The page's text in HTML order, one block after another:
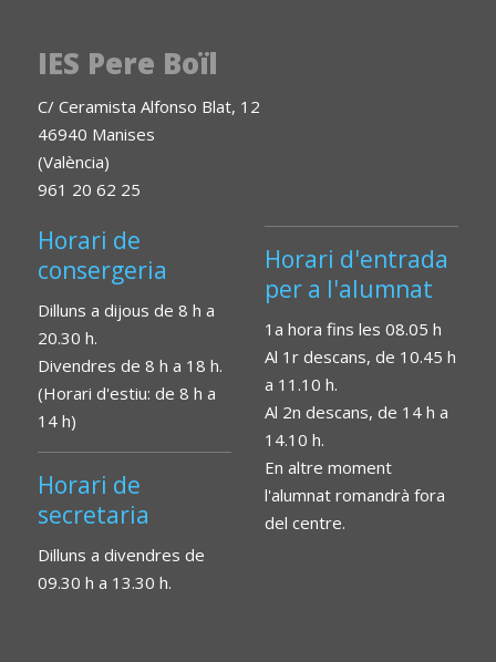
IES Pere Boïl
C/ Ceramista Alfonso Blat, 12
46940 Manises
(València)
961 20 62 25
Horari de
consergeria
Dilluns a dijous de 8 h a
20.30 h.
Divendres de 8 h a 18 h.
(Horari d'estiu: de 8 h a
14 h)
Horari de
secretaria
Dilluns a divendres de
09.30 h a 13.30 h.
Horari d'entrada
per a l'alumnat
1a hora fins les 08.05 h
Al 1r descans, de 10.45 h
a 11.10 h.
Al 2n descans, de 14 h a
14.10 h.
En altre moment
l'alumnat romandrà fora
del centre.